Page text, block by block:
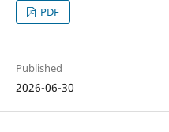
PDF
Published
2026-06-30